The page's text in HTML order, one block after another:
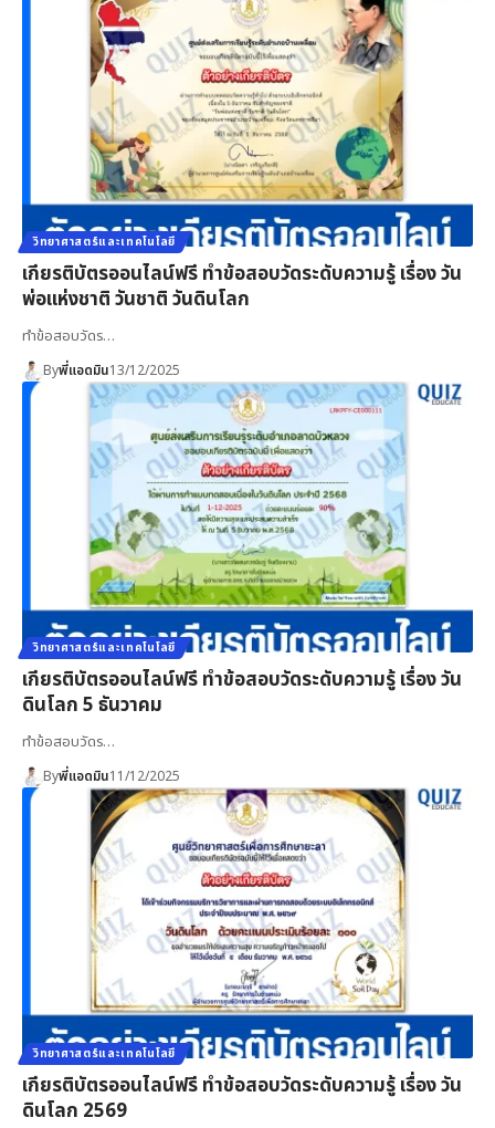
วิทยาศาสตร์และเทคโนโลยี
เกียรติบัตรออนไลน์ฟรี ทำข้อสอบวัดระดับความรู้ เรื่อง วัน
พ่อแห่งชาติ วันชาติ วันดินโลก
ทำข้อสอบวัดร…
Byพี่แอดมิน13/12/2025
วิทยาศาสตร์และเทคโนโลยี
เกียรติบัตรออนไลน์ฟรี ทำข้อสอบวัดระดับความรู้ เรื่อง วัน
ดินโลก 5 ธันวาคม
ทำข้อสอบวัดร…
Byพี่แอดมิน11/12/2025
วิทยาศาสตร์และเทคโนโลยี
เกียรติบัตรออนไลน์ฟรี ทำข้อสอบวัดระดับความรู้ เรื่อง วัน
ดินโลก 2569